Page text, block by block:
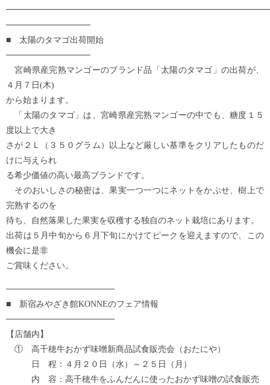
──────────────
■ 太陽のタマゴ出荷開始
──────────────
宮崎県産完熟マンゴーのブランド品「太陽のタマゴ」の出荷が、
４月７日(木)
から始まります。
「太陽のタマゴ」は、宮崎県産完熟マンゴーの中でも、糖度１５
度以上で大き
さが２Ｌ（３５０グラム）以上など厳しい基準をクリアしたものだ
けに与えられ
る希少価値の高い最高ブランドです。
そのおいしさの秘密は、果実一つ一つにネットをかぶせ、樹上で
完熟するのを
待ち、自然落果した果実を収穫する独自のネット栽培にあります。
出荷は５月中旬から６月下旬にかけてピークを迎えますので、この
機会に是非
ご賞味ください。
──────────────────
■ 新宿みやざき館KONNEのフェア情報
──────────────────
【店舗内】
① 高千穂牛おかず味噌新商品試食販売会（おたにや）
日 程：４月２０日（水）～２５日（月）
内 容：高千穂牛をふんだんに使ったおかず味噌の試食販売